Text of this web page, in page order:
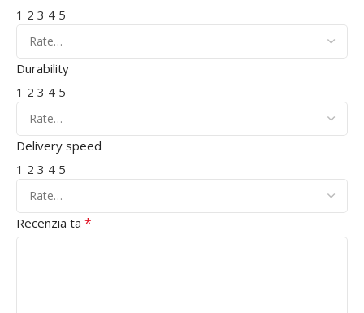
1 2 3 4 5
Durability
1 2 3 4 5
Delivery speed
1 2 3 4 5
Recenzia ta *